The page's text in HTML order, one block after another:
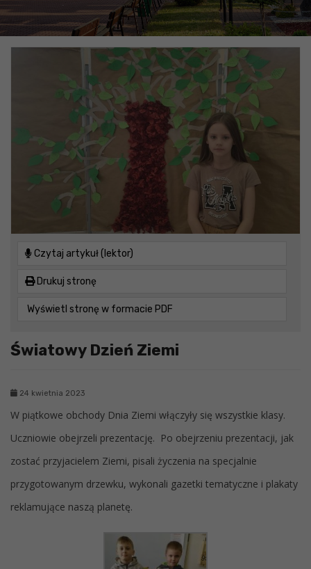
Czytaj artykuł (lektor)
Drukuj stronę
Wyświetl stronę w formacie PDF
Światowy Dzień Ziemi
24 kwietnia 2023
W piątkowe obchody Dnia Ziemi włączyły się wszystkie klasy.
Uczniowie obejrzeli prezentację. Po obejrzeniu prezentacji, jak
zostać przyjacielem Ziemi, pisali życzenia na specjalnie
przygotowanym drzewku, wykonali gazetki tematyczne i plakaty
reklamujące naszą planetę.